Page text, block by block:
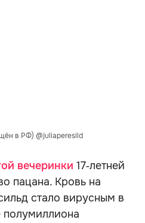
в РФ) @juliaperesild
вечеринки 17‑летней
пацана. Кровь на
стало вирусным в
полумиллиона